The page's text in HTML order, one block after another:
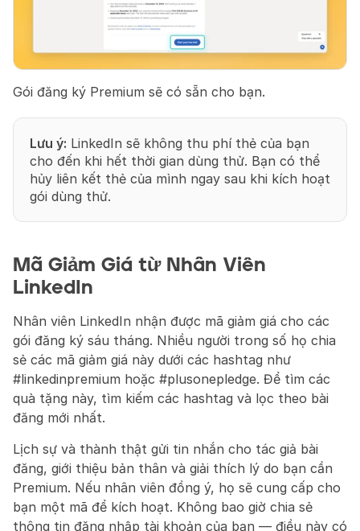
Gói đăng ký Premium sẽ có sẵn cho bạn.
Lưu ý: LinkedIn sẽ không thu phí thẻ của bạn
cho đến khi hết thời gian dùng thử. Bạn có thể
hủy liên kết thẻ của mình ngay sau khi kích hoạt
gói dùng thử.
Mã Giảm Giá từ Nhân Viên
LinkedIn
Nhân viên LinkedIn nhận được mã giảm giá cho các
gói đăng ký sáu tháng. Nhiều người trong số họ chia
sẻ các mã giảm giá này dưới các hashtag như
#linkedinpremium hoặc #plusonepledge. Để tìm các
quà tặng này, tìm kiếm các hashtag và lọc theo bài
đăng mới nhất.
Lịch sự và thành thật gửi tin nhắn cho tác giả bài
đăng, giới thiệu bản thân và giải thích lý do bạn cần
Premium. Nếu nhân viên đồng ý, họ sẽ cung cấp cho
bạn một mã để kích hoạt. Không bao giờ chia sẻ
thông tin đăng nhập tài khoản của bạn — điều này có